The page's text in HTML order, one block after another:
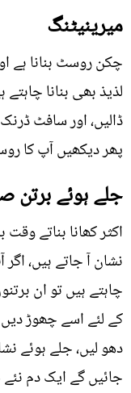
میرینیٹنگ
چکن روسٹ بنانا ہے
لذیذ بھی بنانا
ڈالیں، اور سافٹ
پھر دیکھیں آپ کا
جلے ہوئے
اکثر کھانا بناتے
نشان آ جاتے ہیں،
چاہتے ہیں تو ان
کے لئے اسے چھوڑ
دھو لیں، جلے ہوئے
جائیں گے ایک دم